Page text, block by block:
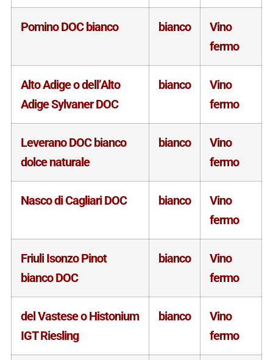
Pomino DOC bianco bianco
Vino
fermo
Alto Adige o dell’Alto
Adige Sylvaner DOC
bianco
Vino
fermo
Leverano DOC bianco
dolce naturale
bianco
Vino
fermo
Nasco di Cagliari DOC bianco
Vino
fermo
Friuli Isonzo Pinot
bianco DOC
bianco
Vino
fermo
del Vastese o Histonium
IGT Riesling
bianco
Vino
fermo